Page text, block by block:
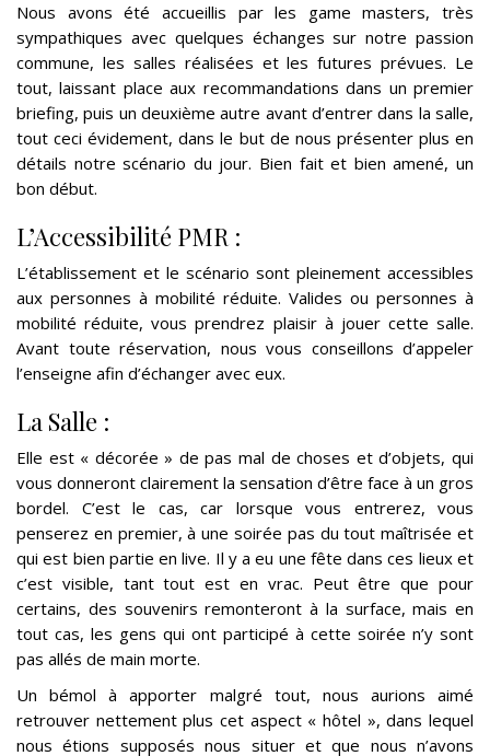
Nous avons été accueillis par les game masters, très
sympathiques avec quelques échanges sur notre passion
commune, les salles réalisées et les futures prévues. Le
tout, laissant place aux recommandations dans un premier
briefing, puis un deuxième autre avant d’entrer dans la salle,
tout ceci évidement, dans le but de nous présenter plus en
détails notre scénario du jour. Bien fait et bien amené, un
bon début.
L’Accessibilité PMR :
L’établissement et le scénario sont pleinement accessibles
aux personnes à mobilité réduite. Valides ou personnes à
mobilité réduite, vous prendrez plaisir à jouer cette salle.
Avant toute réservation, nous vous conseillons d’appeler
l’enseigne afin d’échanger avec eux.
La Salle :
Elle est « décorée » de pas mal de choses et d’objets, qui
vous donneront clairement la sensation d’être face à un gros
bordel. C’est le cas, car lorsque vous entrerez, vous
penserez en premier, à une soirée pas du tout maîtrisée et
qui est bien partie en live. Il y a eu une fête dans ces lieux et
c’est visible, tant tout est en vrac. Peut être que pour
certains, des souvenirs remonteront à la surface, mais en
tout cas, les gens qui ont participé à cette soirée n’y sont
pas allés de main morte.
Un bémol à apporter malgré tout, nous aurions aimé
retrouver nettement plus cet aspect « hôtel », dans lequel
nous étions supposés nous situer et que nous n’avons